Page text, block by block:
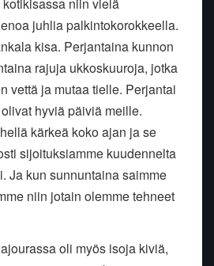
juhlia palkintokorokkeella.
kisa. Perjantaina kunnon
rajuja ukkoskuuroja, jotka
vettä ja mutaa tielle. Perjantai
hyviä päiviä meille.
kärkeä koko ajan ja se
sijoituksiamme kuudennelta
Ja kun sunnuntaina saimme
niin jotain olemme tehneet
oli myös isoja kiviä,